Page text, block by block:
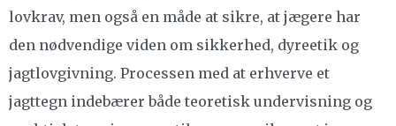
lovkrav, men også en måde at sikre, at jægere har
den nødvendige viden om sikkerhed, dyreetik og
jagtlovgivning. Processen med at erhverve et
jagttegn indebærer både teoretisk undervisning og